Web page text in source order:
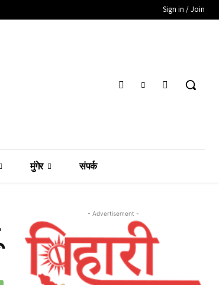
Sign in / Join
मुंगेर संपर्क
- Advertisement -